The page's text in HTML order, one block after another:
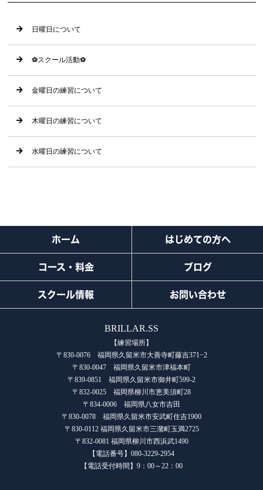
日曜日について
⚽️スクール活動⚽️
金曜日の練習について
木曜日の練習について
水曜日の練習について
ホーム はじめての方へ
コース・料金 ブログ
スクール情報 お問い合わせ
BRILLAR.SS
【練習場所】
〒830-0076 福岡県久留米市大善寺町藤吉371−2
〒830-0047 福岡県久留米市津福本町
〒839-0851 福岡県久留米市御井町599-2
〒832-0025 福岡県柳川市恵美須町28
〒834-0006 福岡県八女市吉田
〒830-0078 福岡県久留米市安武町住吉1900
〒830-0112 福岡県久留米市三潴町玉満2725
〒832-0081 福岡県柳川市西浜武1490
【電話番号】080-3229-2954
【電話受付時間】9：00～22：00